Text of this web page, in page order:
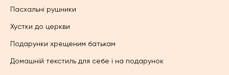
Пасхальні рушники
Хустки до церкви
Подарунки хрещеним батькам
Домашній текстиль для себе і на подарунок